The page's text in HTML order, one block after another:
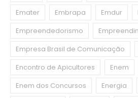
Emater
Embrapa Emdur
Empreendedorismo
Empresa Brasil de Comunicação
Encontro de Apicultores
Enem
Enem dos Concursos
Energia